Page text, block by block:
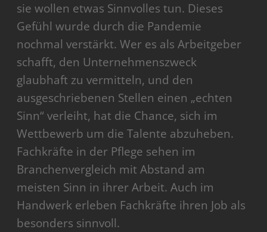
sie wollen etwas Sinnvolles tun. Dieses
Gefühl wurde durch die Pandemie
nochmal verstärkt. Wer es als Arbeitgeber
schafft, den Unternehmenszweck
glaubhaft zu vermitteln, und den
ausgeschriebenen Stellen einen „echten
Sinn“ verleiht, hat die Chance, sich im
Wettbewerb um die Talente abzuheben.
Fachkräfte in der Pflege sehen im
Branchenvergleich mit Abstand am
meisten Sinn in ihrer Arbeit. Auch im
Handwerk erleben Fachkräfte ihren Job als
besonders sinnvoll.